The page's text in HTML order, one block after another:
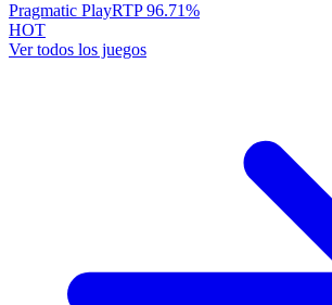
Pragmatic PlayRTP96.71%
HOT
Ver todos los juegos